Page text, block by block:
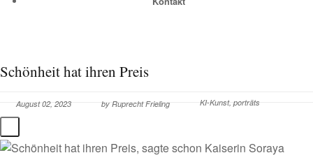
Schönheit hat ihren Preis
August 02, 2023 by Ruprecht Frieling KI-Kunst, porträts